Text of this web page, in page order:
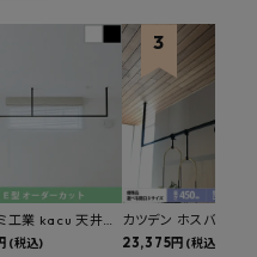
工業 kacu 天井付
型 サイズオーダー
(税込)
カツデン ホスバ 天井
物干し 標準サイズ ス
23,375円 (税込)